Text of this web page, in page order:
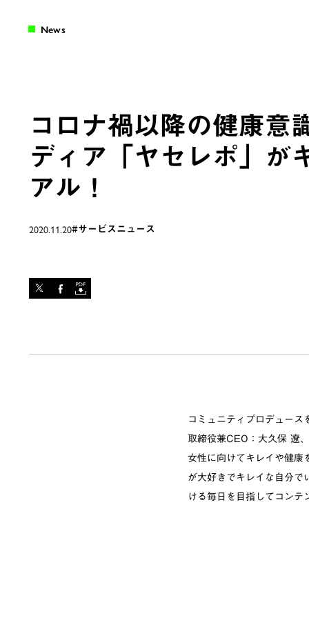
News
コロナ禍以降の健康意
ディア「ヤセレポ」が
アル！
2020.11.20#サービスニュース
コミュニティプロデュース
取締役兼CEO：大久保 遼
女性に向けてキレイや健康
が大好きでキレイな自分で
ける毎日を目指してコンテ